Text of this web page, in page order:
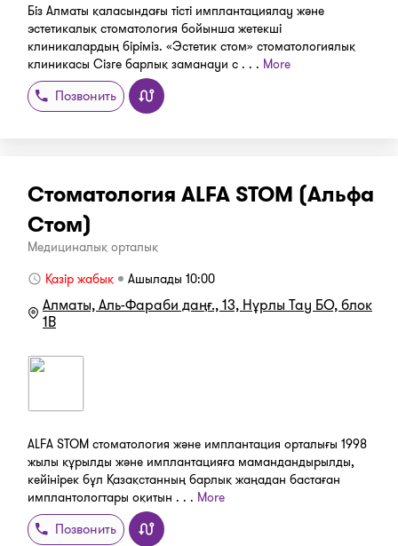
Біз Алматы қаласындағы тісті имплантациялау және
эстетикалық стоматология бойынша жетекші
клиникалардың біріміз. «Эстетик стом» стоматологиялық
клиникасы Сізге барлық заманауи с . . . More
Позвонить
Стоматология ALFA STOM (Альфа
Стом)
Медициналық орталық
Қазір жабық
Ашылады 10:00
Алматы, Аль-Фараби даңғ., 13, Нұрлы Тау БО, блок
1В
ALFA STOM стоматология және имплантация орталығы 1998
жылы құрылды және имплантацияға мамандандырылды,
кейінірек бұл Қазақстанның барлық жаңадан бастаған
имплантологтары оқитын . . . More
Позвонить